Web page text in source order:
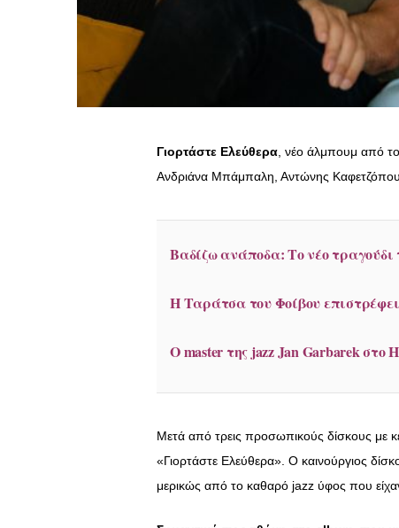
Γιορτάστε Ελεύθερα, νέο άλμπουμ από
Ανδριάνα Μπάμπαλη, Αντώνης
Βαδίζω ανάποδα: Το νέο τραγούδι
Η Ταράτσα του Φοίβου
Ο master της jazz Jan Garbarek στο
Μετά από τρεις προσωπικούς δίσκους με
«Γιορτάστε Ελεύθερα». Ο καινούργιος
μερικώς από το καθαρό jazz ύφος που